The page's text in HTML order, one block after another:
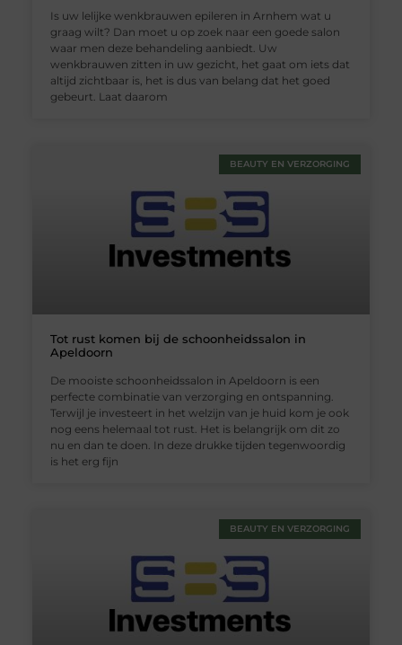
Is uw lelijke wenkbrauwen epileren in Arnhem wat u
graag wilt? Dan moet u op zoek naar een goede salon
waar men deze behandeling aanbiedt. Uw
wenkbrauwen zitten in uw gezicht, het gaat om iets dat
altijd zichtbaar is, het is dus van belang dat het goed
gebeurt. Laat daarom
BEAUTY EN VERZORGING
Tot rust komen bij de schoonheidssalon in
Apeldoorn
De mooiste schoonheidssalon in Apeldoorn is een
perfecte combinatie van verzorging en ontspanning.
Terwijl je investeert in het welzijn van je huid kom je ook
nog eens helemaal tot rust. Het is belangrijk om dit zo
nu en dan te doen. In deze drukke tijden tegenwoordig
is het erg fijn
BEAUTY EN VERZORGING